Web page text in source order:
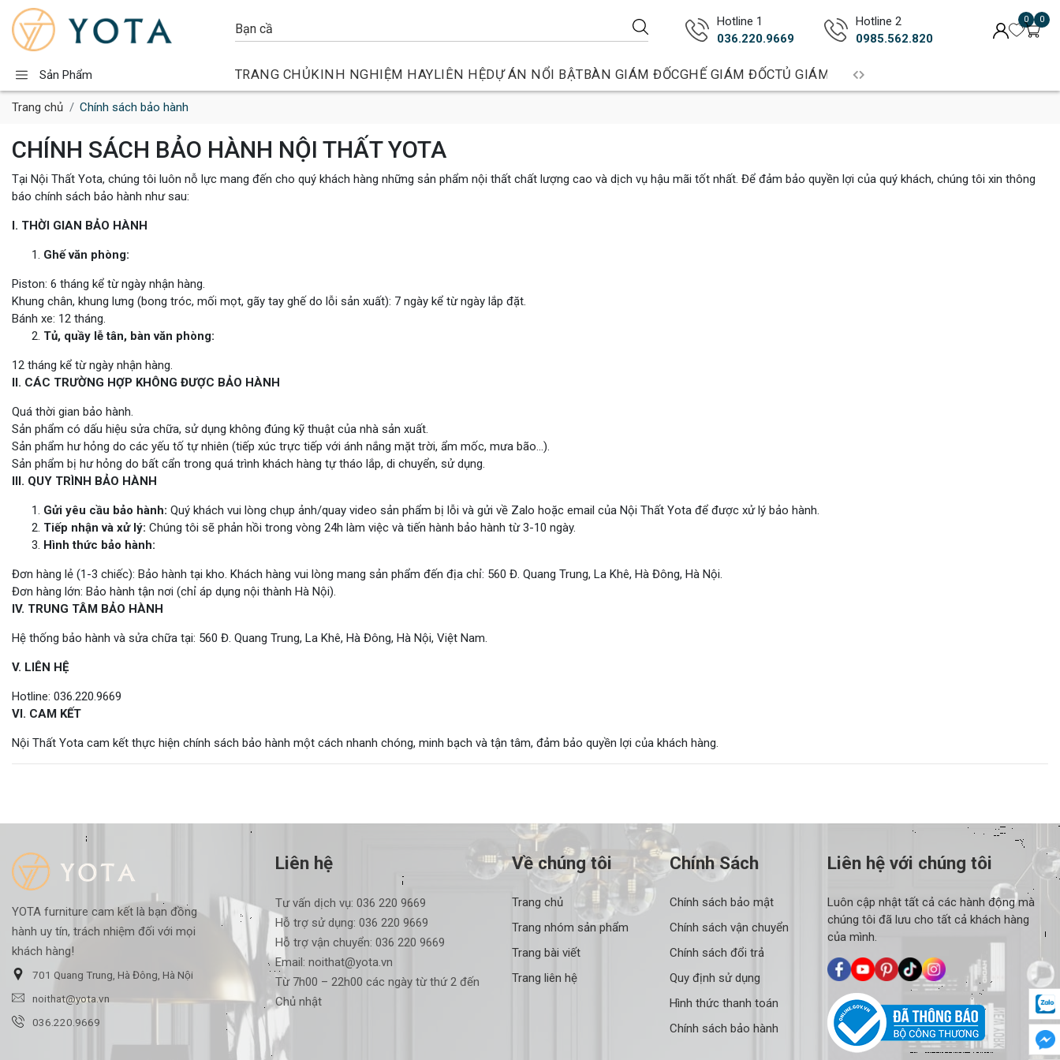
Hotline 1
036.220.9669
Hotline 2
0985.562.820
0 0
Sản Phẩm TRANG CHỦKINH NGHIỆM HAYLIÊN HỆDỰ ÁN NỔI BẬTBÀN GIÁM ĐỐCGHẾ GIÁM ĐỐCTỦ GIÁM ĐỐCBÀN TRƯỞNG PHÒNG
Trang chủ Chính sách bảo hành
CHÍNH SÁCH BẢO HÀNH NỘI THẤT YOTA
Tại Nội Thất Yota, chúng tôi luôn nỗ lực mang đến cho quý khách hàng những sản phẩm nội thất chất lượng cao và dịch vụ hậu mãi tốt nhất. Để đảm bảo quyền lợi của quý khách, chúng tôi xin thông
báo chính sách bảo hành như sau:
I. THỜI GIAN BẢO HÀNH
Ghế văn phòng:
Piston: 6 tháng kể từ ngày nhận hàng.
Khung chân, khung lưng (bong tróc, mối mọt, gãy tay ghế do lỗi sản xuất): 7 ngày kể từ ngày lắp đặt.
Bánh xe: 12 tháng.
Tủ, quầy lễ tân, bàn văn phòng:
12 tháng kể từ ngày nhận hàng.
II. CÁC TRƯỜNG HỢP KHÔNG ĐƯỢC BẢO HÀNH
Quá thời gian bảo hành.
Sản phẩm có dấu hiệu sửa chữa, sử dụng không đúng kỹ thuật của nhà sản xuất.
Sản phẩm hư hỏng do các yếu tố tự nhiên (tiếp xúc trực tiếp với ánh nắng mặt trời, ẩm mốc, mưa bão…).
Sản phẩm bị hư hỏng do bất cẩn trong quá trình khách hàng tự tháo lắp, di chuyển, sử dụng.
III. QUY TRÌNH BẢO HÀNH
Gửi yêu cầu bảo hành: Quý khách vui lòng chụp ảnh/quay video sản phẩm bị lỗi và gửi về Zalo hoặc email của Nội Thất Yota để được xử lý bảo hành.
Tiếp nhận và xử lý: Chúng tôi sẽ phản hồi trong vòng 24h làm việc và tiến hành bảo hành từ 3-10 ngày.
Hình thức bảo hành:
Đơn hàng lẻ (1-3 chiếc): Bảo hành tại kho. Khách hàng vui lòng mang sản phẩm đến địa chỉ: 560 Đ. Quang Trung, La Khê, Hà Đông, Hà Nội.
Đơn hàng lớn: Bảo hành tận nơi (chỉ áp dụng nội thành Hà Nội).
IV. TRUNG TÂM BẢO HÀNH
Hệ thống bảo hành và sửa chữa tại: 560 Đ. Quang Trung, La Khê, Hà Đông, Hà Nội, Việt Nam.
V. LIÊN HỆ
Hotline: 036.220.9669
VI. CAM KẾT
Nội Thất Yota cam kết thực hiện chính sách bảo hành một cách nhanh chóng, minh bạch và tận tâm, đảm bảo quyền lợi của khách hàng.
YOTA furniture cam kết là bạn đồng
hành uy tín, trách nhiệm đối với mọi
khách hàng!
701 Quang Trung, Hà Đông, Hà Nội
noithat@yota.vn
036.220.9669
Liên hệ
Tư vấn dịch vụ: 036 220 9669
Hỗ trợ sử dụng: 036 220 9669
Hỗ trợ vận chuyển: 036 220 9669
Email: noithat@yota.vn
Từ 7h00 – 22h00 các ngày từ thứ 2 đến
Chủ nhật
Về chúng tôi
Trang chủ
Trang nhóm sản phẩm
Trang bài viết
Trang liên hệ
Chính Sách
Chính sách bảo mật
Chính sách vận chuyển
Chính sách đổi trả
Quy định sử dụng
Hình thức thanh toán
Chính sách bảo hành
Liên hệ với chúng tôi
Luôn cập nhật tất cả các hành động mà
chúng tôi đã lưu cho tất cả khách hàng
của mình.